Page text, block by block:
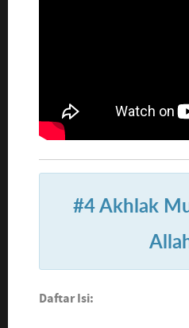
#4 Akhlak
Daftar Isi: